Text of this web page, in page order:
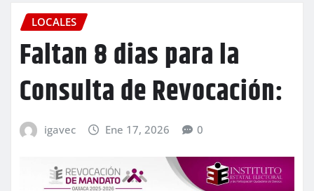
LOCALES
Faltan 8 dias para la
Consulta de Revocación:
igavec Ene 17, 2026 0